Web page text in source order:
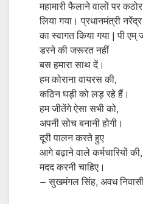
महामारी फैलाने वालों पर
लिया गया। प्रधानमंत्री
का स्वागत किया गया | पी एम्
डरने की जरूरत नहीं
बस हमारा साथ दें।
हम कोराना वायरस की,
कठिन घड़ी को लड़ रहे हैं।
हम जीतेंगे ऐसा सभी को,
अपनी सोच बनानी होगी।
दूरी पालन करते हुए
आगे बढ़ाने वाले कर्मचारियों की,
मदद करनी चाहिए।
– सुखमंगल सिंह, अवध